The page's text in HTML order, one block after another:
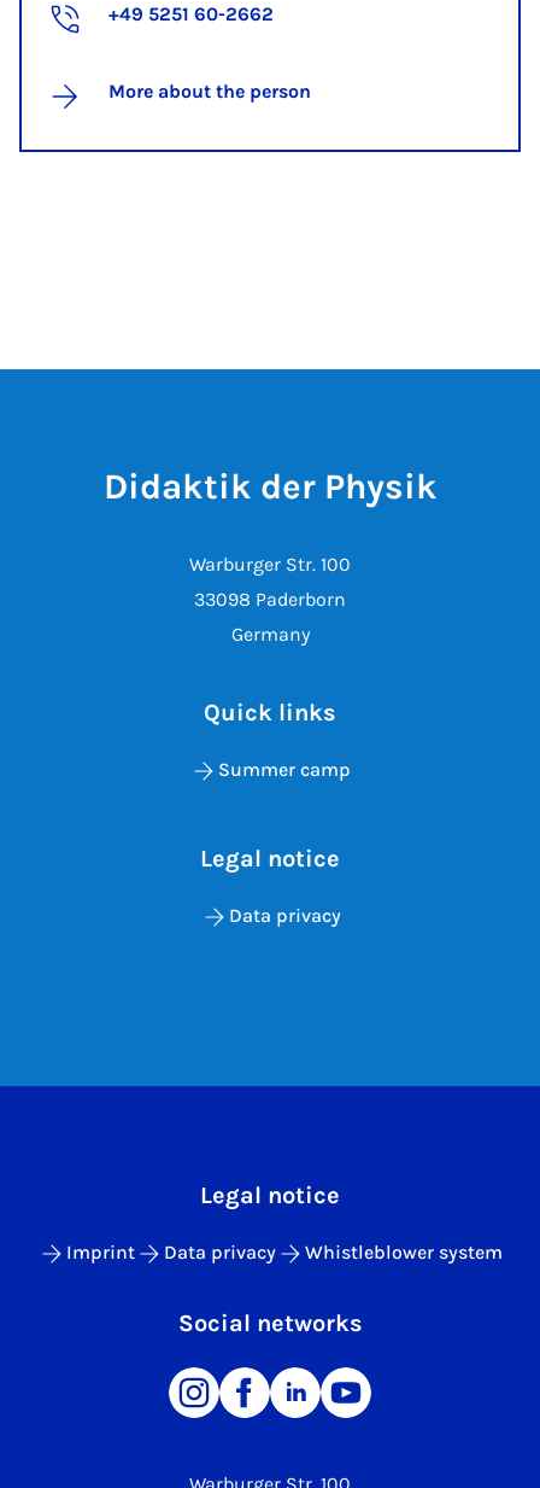
+49 5251 60-2662
More about the person
Didaktik der Physik
Warburger Str. 100
33098 Paderborn
Germany
Quick links
Summer camp
Legal notice
Data privacy
Legal notice
Imprint Data privacy Whistleblower system
Social networks